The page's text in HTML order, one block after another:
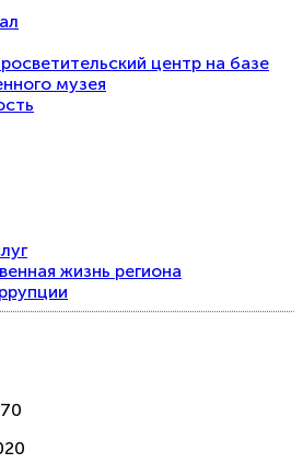
центр на базе
музея
жизнь региона